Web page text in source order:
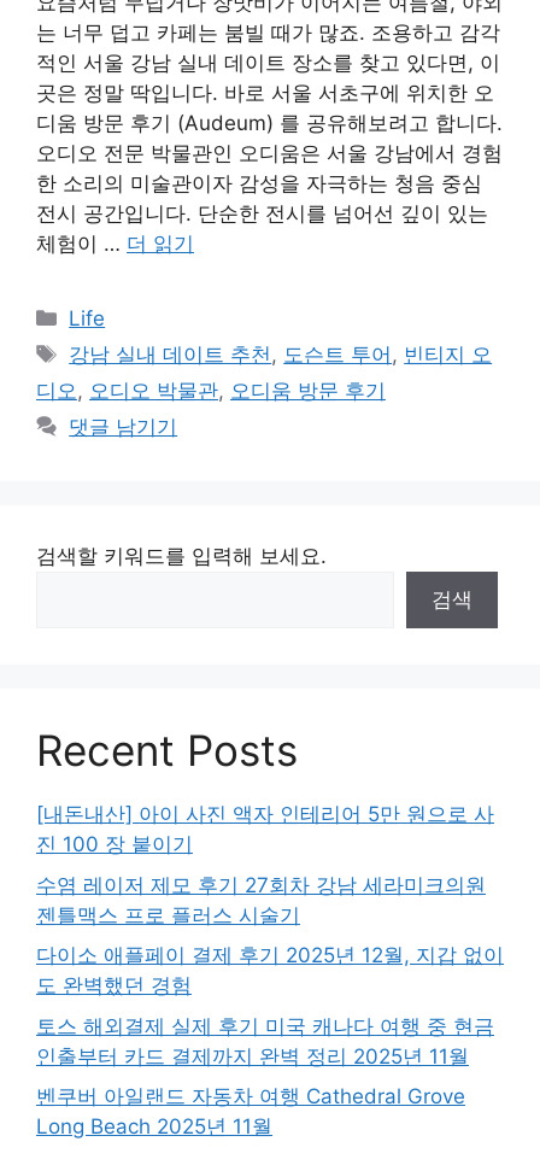
는 너무 덥고 카페는 붐빌 때가 많죠. 조용하고 감각
적인 서울 강남 실내 데이트 장소를 찾고 있다면, 이
곳은 정말 딱입니다. 바로 서울 서초구에 위치한 오
디움 방문 후기 (Audeum) 를 공유해보려고 합니다.
오디오 전문 박물관인 오디움은 서울 강남에서 경험
한 소리의 미술관이자 감성을 자극하는 청음 중심
전시 공간입니다. 단순한 전시를 넘어선 깊이 있는
체험이 … 더 읽기
카
테
리
Life
태
그
강남 실내 데이트 추천, 도슨트 투어 , 빈티지 오
디오, 오디오 박물관, 오디움 방문 후기
댓글 남기기
검색할 키워드를 입력해 보세요.
검색
Recent Posts
[내돈내산] 아이 사진 액자 인테리어 5만 원으로 사
진 100 장 붙이기
수염 레이저 제모 후기 27회차 강남 세라미크의원
젠틀맥스 프로 플러스 시술기
다이소 애플페이 결제 후기 2025년 12월, 지갑 없이
도 완벽했던 경험
토스 해외결제 실제 후기 미국 캐나다 여행 중 현금
인출부터 카드 결제까지 완벽 정리 2025년 11월
벤쿠버 아일랜드 자동차 여행 Cathedral Grove
Long Beach 2025년 11월